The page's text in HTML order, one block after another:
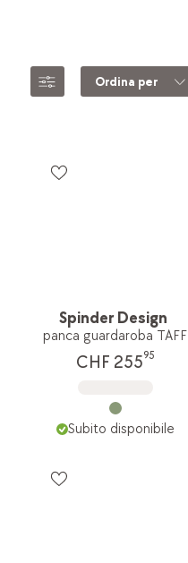
Ordina per
Spinder Design
panca guardaroba TAFF
CHF 25595
Subito disponibile